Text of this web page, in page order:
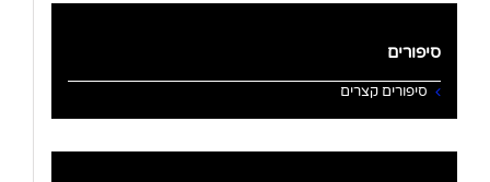
סיפורים
סיפורים קצרים